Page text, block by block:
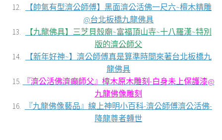
【帥氣有型濟公師傅】黑面濟公活佛一尺六~檀木精雕
@台北板橋九龍佛具
【九龍佛具】三芝貝殼廟~富福頂山寺~十八羅漢~特別
版的濟公師父
【新年好神~】濟公師傅真是算準時間來著台北板橋九
龍佛具
『濟公活佛濟癲師父』樟木原木雕刻-白身未上保護漆@
九龍佛像雕刻
『九龍佛像藝品』線上神明小百科-濟公師傅濟公活佛-
降龍尊者轉世